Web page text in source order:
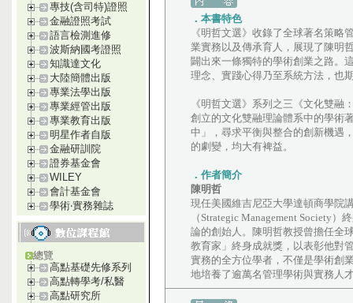
專技(含司特)證照
金融證照考試
語言檢測進修
波斯納國考證照
知識達文化
大陸簡體出版
專業法學出版
專業經管出版
專業教育出版
明星作者自版
金融研訓院
證券基金會
WILEY
會計基金會
學術‧實務雜誌
總覽
高點基礎先修系列
高點轉學考/私醫
高點研究所
．本書特色
《明哲文選》收錄了全球著名策
業實務以及傳承育人，展現了陳明
闢出來一條獨特的學術創業之路。
理念、實踐心得乃至系統方法，也
《明哲文選》系列之三《文化雙
創立的文化雙融理論體系中的學術
中」，尋求平衡與整合的創新機遇
的劇變，均大有裨益。
．作者簡介
陳明哲
現任美國維吉尼亞大學達頓商學院
（Strategic Management Society
論的創始人。陳明哲教授曾擔任全
教育家」終身成就獎，以表彰他對
實務的全方位學者，不僅是學術創
地培養了逾萬名管理學術與實務人